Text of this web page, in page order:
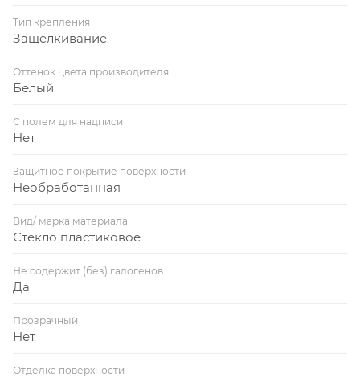
Тип крепления
Защелкивание
Оттенок цвета производителя
Белый
С полем для надписи
Нет
Защитное покрытие поверхности
Необработанная
Вид/ марка материала
Стекло пластиковое
Не содержит (без) галогенов
Да
Прозрачный
Нет
Отделка поверхности